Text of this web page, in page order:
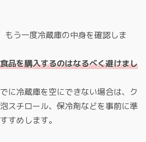
もう一度冷蔵庫の中身を確認しま
品を購入するのはなるべく避けまし
に冷蔵庫を空にできない場合は、ク
スチロール、保冷剤などを事前に準
すめします。